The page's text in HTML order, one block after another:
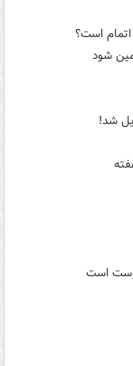
است؟
شود
شد!
است